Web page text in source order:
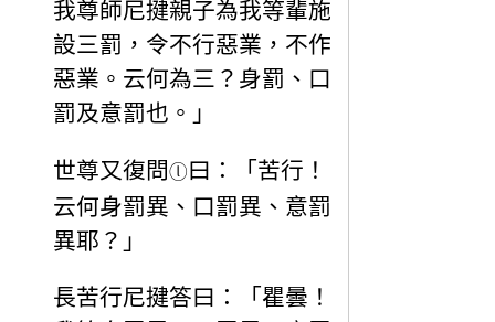
我尊師尼揵親子為我等輩施
設三罰，令不行惡業，不作
惡業。云何為三？身罰、口
罰及意罰也。」
世尊又復問ⓛ曰：「苦行！
云何身罰異、口罰異、意罰
異耶？」
長苦行尼揵答曰：「瞿曇！